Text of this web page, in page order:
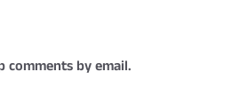
by email.